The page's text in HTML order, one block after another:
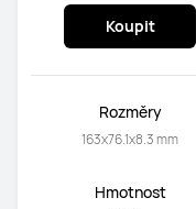
Koupit
Rozměry
163x76.1x8.3 mm
Hmotnost